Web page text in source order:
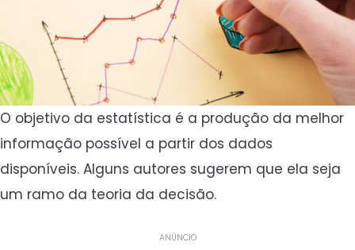
O objetivo da estatística é a produção da melhor
informação possível a partir dos dados
disponíveis. Alguns autores sugerem que ela seja
um ramo da teoria da decisão.
ANÚNCIO